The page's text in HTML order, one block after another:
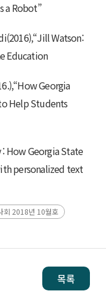
a Robot”
Watson:
Education
Georgia
Help Students
How Georgia State
personalized text
회 2018년 10월호
목록